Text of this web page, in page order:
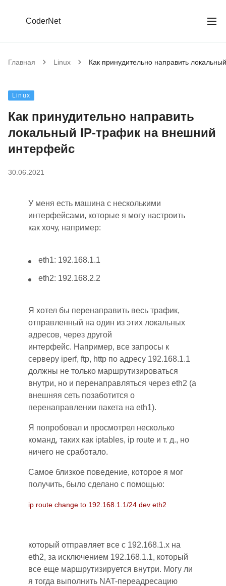
CoderNet
Главная Linux Как принудительно направить
Linux
Как принудительно направить
локальный IP-трафик на внешний
интерфейс
30.06.2021
У меня есть машина с несколькими
интерфейсами, которые я могу настроить
как хочу, например:
eth1: 192.168.1.1
eth2: 192.168.2.2
Я хотел бы перенаправить весь трафик,
отправленный на один из этих локальных
адресов, через другой
интерфейс. Например, все запросы к
серверу iperf, ftp, http по адресу 192.168.1.1
должны не только маршрутизироваться
внутри, но и перенаправляться через eth2 (а
внешняя сеть позаботится о
перенаправлении пакета на eth1).
Я попробовал и просмотрел несколько
команд, таких как iptables, ip route и т. д., но
ничего не сработало.
Самое близкое поведение, которое я мог
получить, было сделано с помощью:
ip route change to 192.168.1.1/24 dev eth2
который отправляет все с 192.168.1.x на
eth2, за исключением 192.168.1.1, который
все еще маршрутизируется внутри. Могу ли
я тогда выполнить NAT-переадресацию